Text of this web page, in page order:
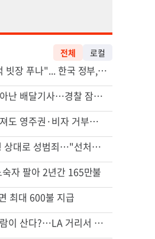
전체 로컬
"65세 복수국적 빗장 푸나"... 한국 정부, 연령 완화 전면 추진
신호위반 후 달아난 배달기사…경찰 잠복해 잡고보니 ‘반전’
서류 하나만 빠져도 영주권·비자 거부…심사관 재량권 대폭 확대
한인 남성, 처형 상대로 성범죄…"선처해줬더니 배신자 취급"
숙자 팔아 2년간 165만불
최대 600불 지급
광고판 안에 사람이 산다?…LA 거리서 화제